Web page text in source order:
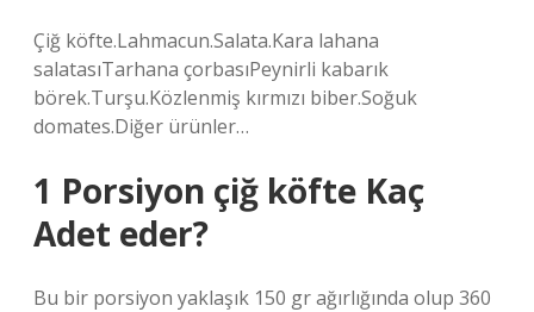
Çiğ köfte.Lahmacun.Salata.Kara lahana
salatasıTarhana çorbasıPeynirli kabarık
börek.Turşu.Közlenmiş kırmızı biber.Soğuk
domates.Diğer ürünler…
1 Porsiyon çiğ köfte Kaç
Adet eder?
Bu bir porsiyon yaklaşık 150 gr ağırlığında olup 360